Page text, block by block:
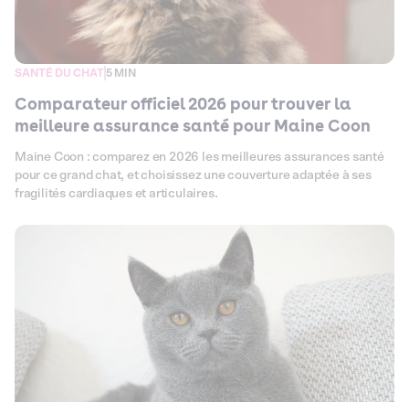
SANTÉ DU CHAT 5 MIN
Comparateur officiel 2026 pour trouver la
meilleure assurance santé pour Maine Coon
Maine Coon : comparez en 2026 les meilleures assurances santé
pour ce grand chat, et choisissez une couverture adaptée à ses
fragilités cardiaques et articulaires.